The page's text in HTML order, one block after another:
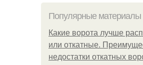
Популярные материалы
Какие ворота лучше
или откатные.
недостатки откатных